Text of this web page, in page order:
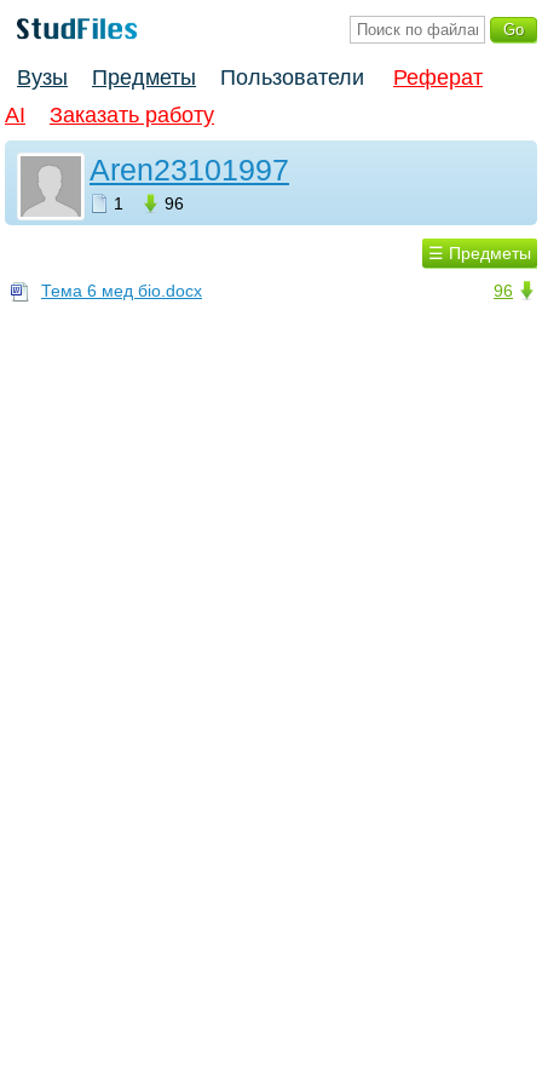
Вузы Предметы Пользователи
Реферат
AI
Заказать работу
Aren23101997
1 96
☰ Предметы
96
Тема 6 мед біо.docx